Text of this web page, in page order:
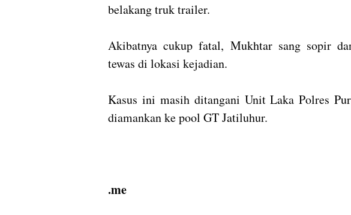
belakang truk trailer.
Akibatnya cukup fatal, Mukhtar sang sopir
tewas di lokasi kejadian.
Kasus ini masih ditangani Unit Laka Polres
diamankan ke pool GT Jatiluhur.
.me